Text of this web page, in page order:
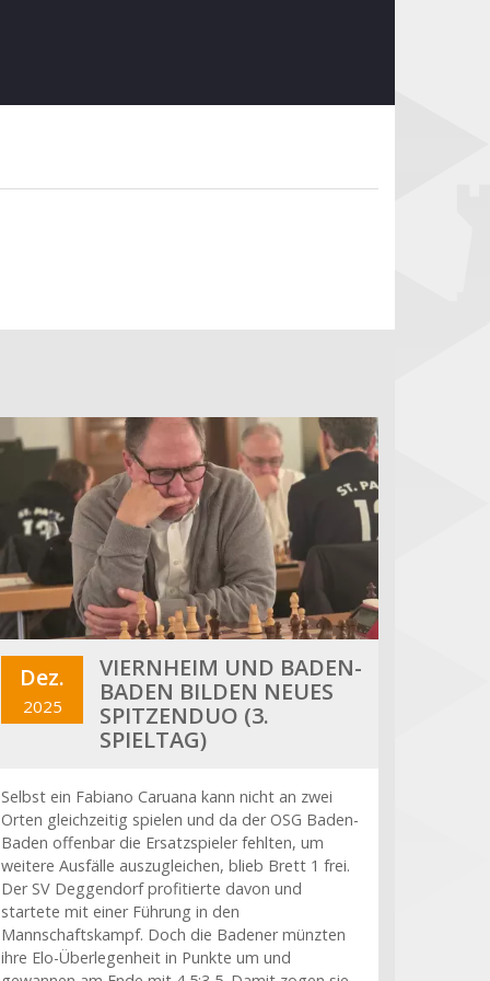
Dez.
2025
VIERNHEIM UND BADEN-
BADEN BILDEN NEUES
SPITZENDUO (3.
SPIELTAG)
Selbst ein Fabiano Caruana kann nicht an zwei
Orten gleichzeitig spielen und da der OSG Baden-
Baden offenbar die Ersatzspieler fehlten, um
weitere Ausfälle auszugleichen, blieb Brett 1 frei.
Der SV Deggendorf profitierte davon und
startete mit einer Führung in den
Mannschaftskampf. Doch die Badener münzten
ihre Elo-Überlegenheit in Punkte um und